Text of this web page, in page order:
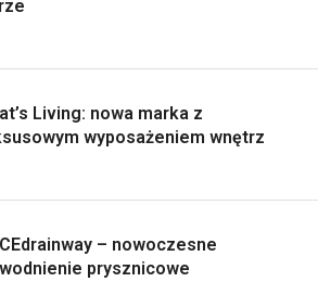
Living: nowa marka z
wyposażeniem wnętrz
– nowoczesne
prysznicowe